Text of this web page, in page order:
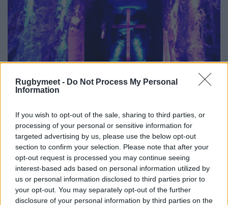
Rugbymeet - Do Not Process My Personal
Information
If you wish to opt-out of the sale, sharing to third parties, or
processing of your personal or sensitive information for
targeted advertising by us, please use the below opt-out
section to confirm your selection. Please note that after your
opt-out request is processed you may continue seeing
interest-based ads based on personal information utilized by
us or personal information disclosed to third parties prior to
your opt-out. You may separately opt-out of the further
disclosure of your personal information by third parties on the